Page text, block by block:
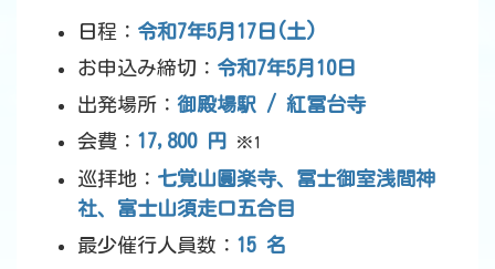
日程： 令和7年5月17日(土)
お申込み締切： 令和7年5月10日
出発場所： 御殿場駅 / 紅冨台寺
会費： 17,800 円 ※1
巡拝地： 七覚山圓楽寺、冨士御室浅間神
社、富士山須走口五合目
最少催行人員数： 15 名